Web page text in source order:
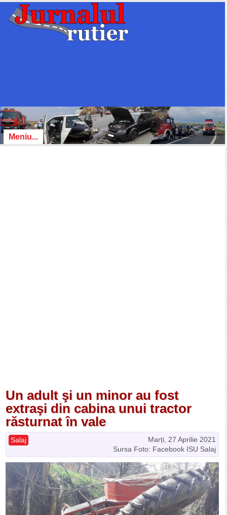
Meniu...
Un adult şi un minor au fost
extraşi din cabina unui tractor
răsturnat în vale
Marți, 27 Aprilie 2021
Salaj
Sursa Foto: Facebook ISU Salaj